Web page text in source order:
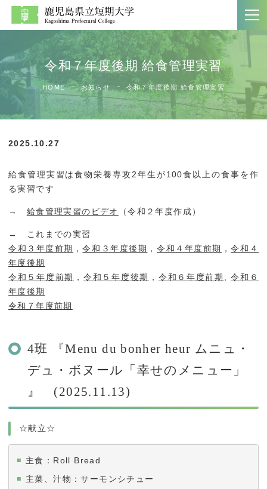
大学案内
ホーム
大学案内
教員一覧
附属図書館
学科紹介
文学科
入試案内
受験生の方へ
入試情報
報
社会連携
地域研究・国際交流
就職・進学
就職・進学
IT活用人材育成プログ
ラム(K-IT@kentan)
令和７年度後期 給食管理実習
HOME お知らせ 令和７年度後期 給食管理実習
2025.10.27
給食管理実習は食物栄養専攻2年生が100食以上の食事を作
る実習です
→ 給食管理実習のビデオ （令和２年度作成）
→ これまでの実習
令和３年度前期 ，令和３年度後期 ， 令和４年度前期 ，令和４
年度後期
令和５年度前期 ， 令和５年度後期 ， 令和６年度前期 ,令和６
年度後期
令和７年度前期
4班 『Menu du bonher heur ムニュ・
デュ・ボヌール「幸せのメニュー」
』 (2025.11.13)
☆献立☆
主食：Roll Bread
主菜、汁物：サーモンシチュー